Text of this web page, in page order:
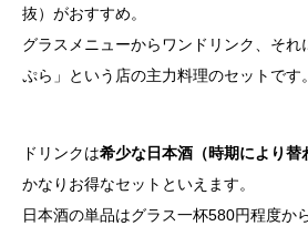
抜）がおすすめ。
グラスメニューからワンドリンク、それ
ぷら」という店の主力料理のセットです。
ドリンクは希少な日本酒（時期により替
かなりお得なセットといえます。
日本酒の単品はグラス一杯580円程度か